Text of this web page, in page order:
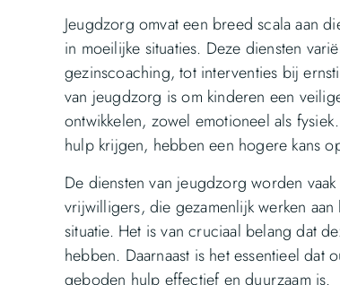
Jeugdzorg omvat een breed scala aan
in moeilijke situaties. Deze diensten
gezinscoaching, tot interventies bij
van jeugdzorg is om kinderen een
ontwikkelen, zowel emotioneel als
hulp krijgen, hebben een hogere kans
De diensten van jeugdzorg worden
vrijwilligers, die gezamenlijk werken
situatie. Het is van cruciaal belang dat
hebben. Daarnaast is het essentieel
geboden hulp effectief en duurzaam is.